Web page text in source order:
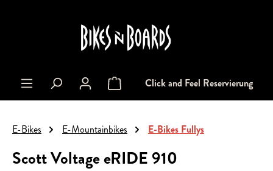
Warenkorb enthält 0 Positionen. Der
Click and Feel Reservierung
E-Bikes E-Mountainbikes E-Bikes Fullys
Scott Voltage eRIDE 910